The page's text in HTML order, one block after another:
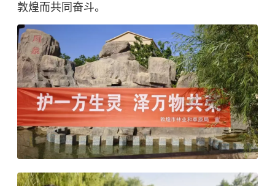
敦煌而共同奋斗。